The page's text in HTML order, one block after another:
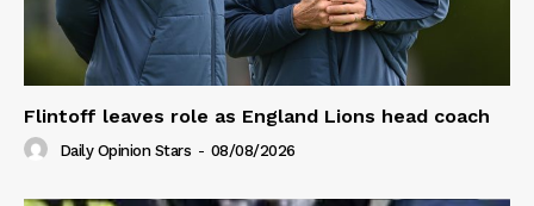
Flintoff leaves role as England Lions head coach
Daily Opinion Stars - 08/08/2026